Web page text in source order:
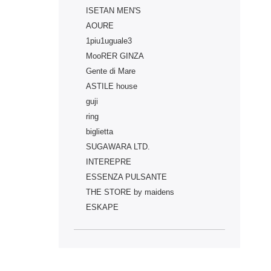
ISETAN MEN'S
AOURE
1piu1uguale3
MooRER GINZA
Gente di Mare
ASTILE house
guji
ring
biglietta
SUGAWARA LTD.
INTEREPRE
ESSENZA PULSANTE
THE STORE by maidens
ESKAPE